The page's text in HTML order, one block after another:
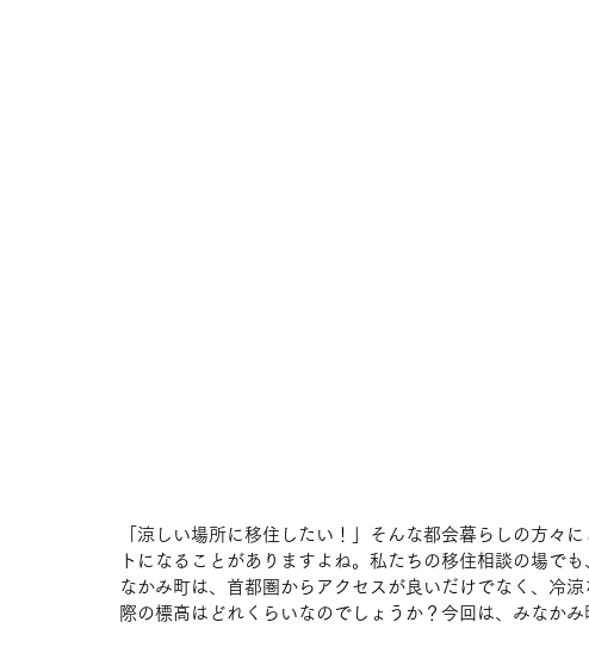
「涼しい場所に移住したい！」そんな都会暮らしの方々
トになることがありますよね。私たちの移住相談の場で
なかみ町は、首都圏からアクセスが良いだけでなく、冷
際の標高はどれくらいなのでしょうか？今回は、みなか